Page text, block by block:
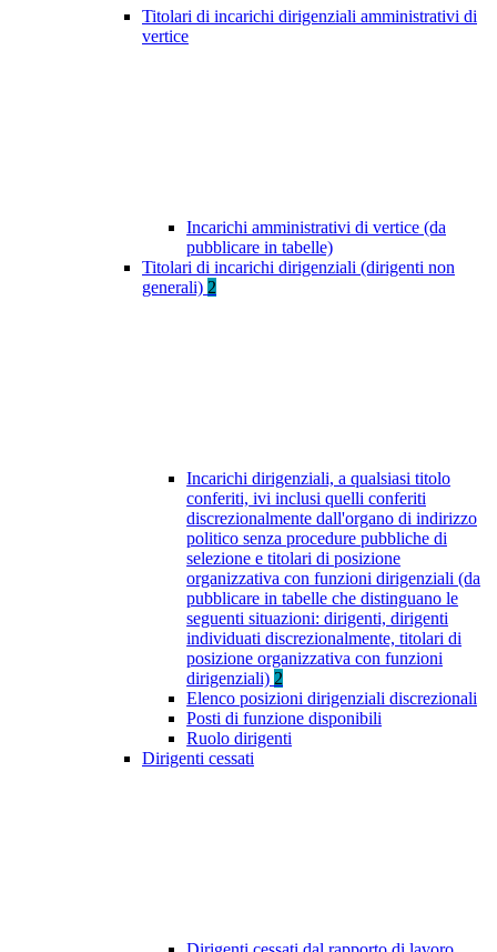
Titolari di incarichi dirigenziali amministrativi di
vertice
Incarichi amministrativi di vertice (da
pubblicare in tabelle)
Titolari di incarichi dirigenziali (dirigenti non
generali) 2
Incarichi dirigenziali, a qualsiasi titolo
conferiti, ivi inclusi quelli conferiti
discrezionalmente dall'organo di indirizzo
politico senza procedure pubbliche di
selezione e titolari di posizione
organizzativa con funzioni dirigenziali (da
pubblicare in tabelle che distinguano le
seguenti situazioni: dirigenti, dirigenti
individuati discrezionalmente, titolari di
posizione organizzativa con funzioni
dirigenziali) 2
Elenco posizioni dirigenziali discrezionali
Posti di funzione disponibili
Ruolo dirigenti
Dirigenti cessati